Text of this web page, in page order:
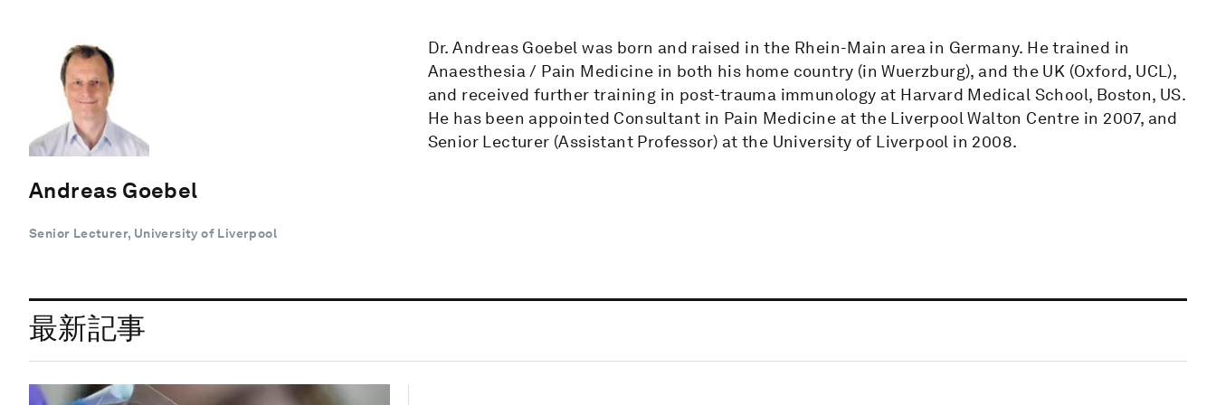
Andreas Goebel
Senior Lecturer, University of Liverpool
Dr. Andreas Goebel was born and raised in the Rhein-Main area in Germany. He trained in
Anaesthesia / Pain Medicine in both his home country (in Wuerzburg), and the UK (Oxford, UCL),
and received further training in post-trauma immunology at Harvard Medical School, Boston, US.
He has been appointed Consultant in Pain Medicine at the Liverpool Walton Centre in 2007, and
Senior Lecturer (Assistant Professor) at the University of Liverpool in 2008.
最新記事